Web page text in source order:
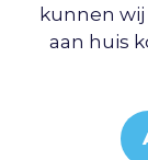
kunnen
aan huis